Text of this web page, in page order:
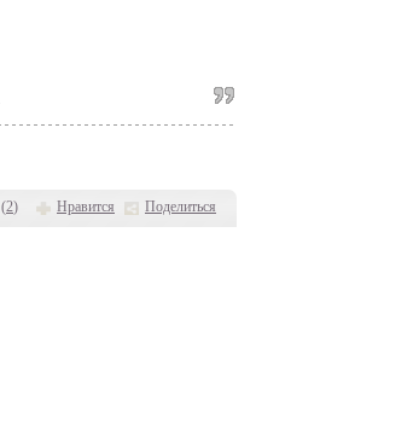
(2) Нравится Поделиться